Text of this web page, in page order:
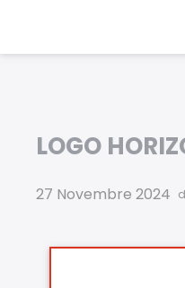
LOGO
27 Novembre 2024